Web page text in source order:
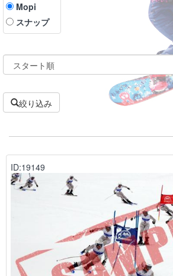
Mopi
スナップ
絞り込み
ID:19149